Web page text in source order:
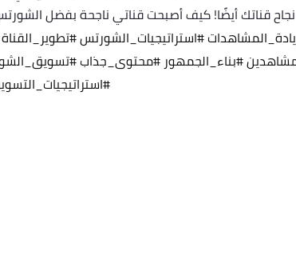
قناتك أيضًا! كيف أصبحت قناتي ناجحة بفضل
#استراتيجيات_الشورتس#تطوير_القناة
#بناء_الجمهور #محتوى_جذاب